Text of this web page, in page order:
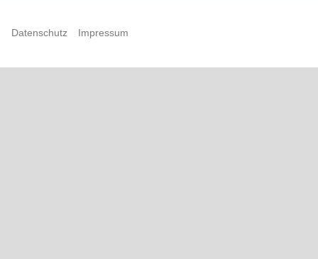
Datenschutz Impressum